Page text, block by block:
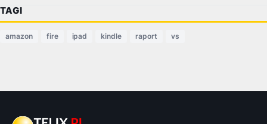
TAGI
amazon fire ipad kindle raport vs